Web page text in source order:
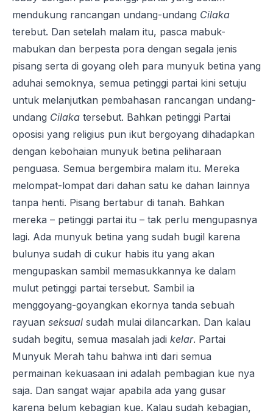
mendukung rancangan undang-undang Cilaka
terebut. Dan setelah malam itu, pasca mabuk-
mabukan dan berpesta pora dengan segala jenis
pisang serta di goyang oleh para munyuk betina yang
aduhai semoknya, semua petinggi partai kini setuju
untuk melanjutkan pembahasan rancangan undang-
undang Cilaka tersebut. Bahkan petinggi Partai
oposisi yang religius pun ikut bergoyang dihadapkan
dengan kebohaian munyuk betina peliharaan
penguasa. Semua bergembira malam itu. Mereka
melompat-lompat dari dahan satu ke dahan lainnya
tanpa henti. Pisang bertabur di tanah. Bahkan
mereka – petinggi partai itu – tak perlu mengupasnya
lagi. Ada munyuk betina yang sudah bugil karena
bulunya sudah di cukur habis itu yang akan
mengupaskan sambil memasukkannya ke dalam
mulut petinggi partai tersebut. Sambil ia
menggoyang-goyangkan ekornya tanda sebuah
rayuan seksual sudah mulai dilancarkan. Dan kalau
sudah begitu, semua masalah jadi kelar. Partai
Munyuk Merah tahu bahwa inti dari semua
permainan kekuasaan ini adalah pembagian kue nya
saja. Dan sangat wajar apabila ada yang gusar
karena belum kebagian kue. Kalau sudah kebagian,